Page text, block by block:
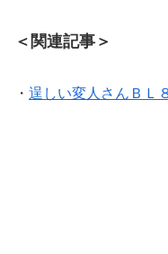
＜関連記事＞
・ 逞しい変人さんＢＬ